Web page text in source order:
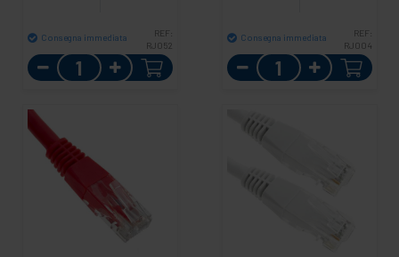
Consegna immediata
REF:
RJ052
Quantità
Consegna immediata
REF:
RJ004
Quantità